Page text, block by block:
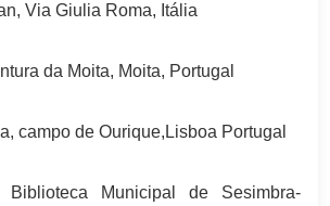
Via Giulia Roma, Itália
da Moita, Moita, Portugal
campo de Ourique,Lisboa Portugal
Biblioteca Municipal de Sesimbra-